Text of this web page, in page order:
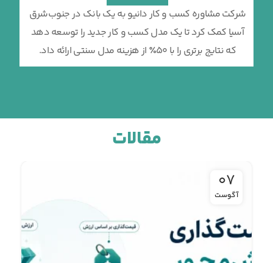
شرکت مشاوره کسب و کار دانیو به یک بانک در جنوب‌شرق
آسیا کمک کرد تا یک مدل کسب و کار جدید را توسعه دهد
که نتایج برتری را با 50٪ از هزینه مدل سنتی ارائه داد.
مقالات
07
آگوست